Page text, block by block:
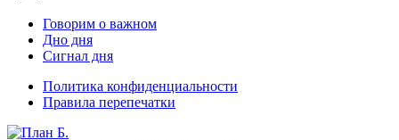
Говорим о важном
Дно дня
Сигнал дня
Политика конфиденциальности
Правила перепечатки